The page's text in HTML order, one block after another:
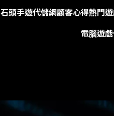
石頭手遊代儲網顧客心得熱門
電腦遊